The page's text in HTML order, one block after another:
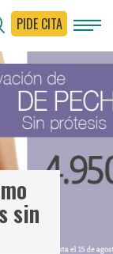
PIDE CITA
sin